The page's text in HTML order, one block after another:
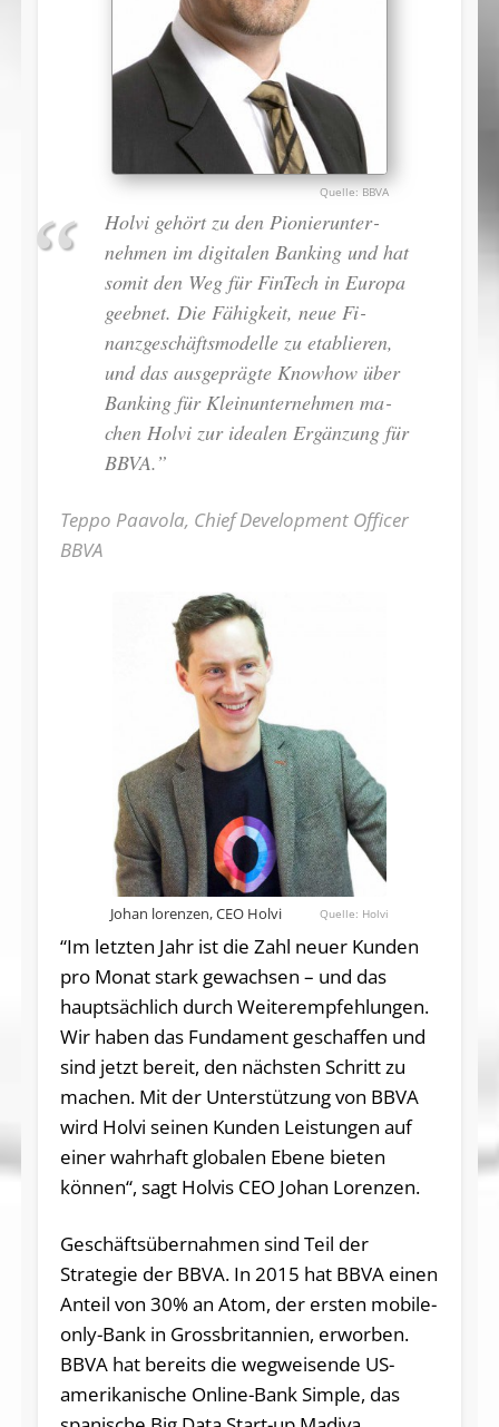
BBVA
Holvi gehört zu den Pionierun­ter­
nehmen im digi­ta­len Banking und hat
somit den Weg für FinTech in Eu­ropa
geebnet. Die Fähig­keit, neue Fi­
nanzge­schäftsmodel­le zu eta­blie­ren,
und das aus­geprägte Know­how über
Banking für Klein­un­ter­nehmen ma­
chen Holvi zur idea­len Er­gän­zung für
BBVA.”
Teppo Paavola, Chief Development Officer
BBVA
Johan lorenzen, CEO Holvi Holvi
“Im letzten Jahr ist die Zahl neuer Kunden
pro Monat stark gewachsen – und das
hauptsächlich durch Weiterempfehlungen.
Wir haben das Fundament geschaffen und
sind jetzt bereit, den nächsten Schritt zu
machen. Mit der Unterstützung von BBVA
wird Holvi seinen Kunden Leistungen auf
einer wahrhaft globalen Ebene bieten
können“, sagt Holvis CEO Johan Lorenzen.
Geschäftsübernahmen sind Teil der
Strategie der BBVA. In 2015 hat BBVA einen
Anteil von 30% an Atom, der ersten mobile-
only-Bank in Grossbritannien, erworben.
BBVA hat bereits die wegweisende US-
amerikanische Online-Bank Simple, das